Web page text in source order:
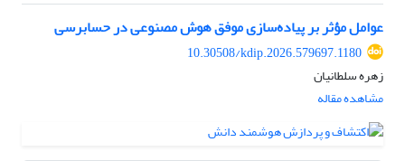
عوامل مؤثر بر پیاده‌سازی موفق هوش مصنوعی در حسابرسی
10.30508/kdip.2026.579697.1180
زهره سلطانیان
مشاهده مقاله